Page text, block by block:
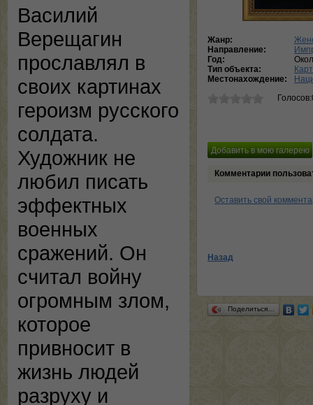
Василий
Верещагин
прославлял в
своих картинах
героизм русского
солдата.
Художник не
любил писать
эффектных
военных
сражений. Он
считал войну
огромным злом,
которое
привносит в
жизнь людей
разруху и
Жанр:
Направление:
Год:
Тип объекта:
Местонахождение:
Комментарии
Оставить свой
Назад
Поделиться…